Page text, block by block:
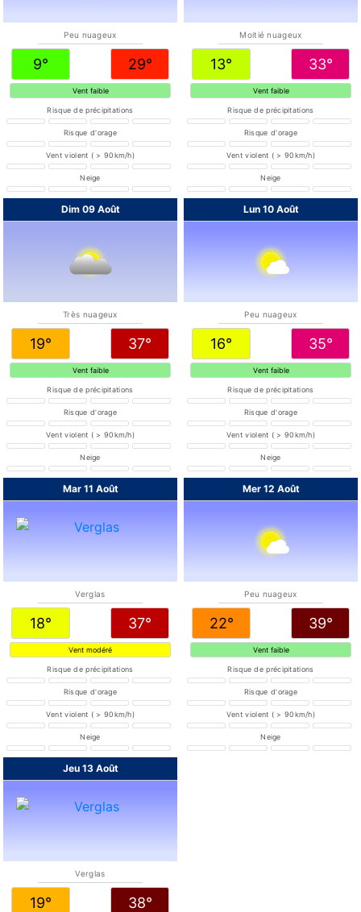
Peu nuageux
9° 29°
Vent faible
Risque de précipitations
Risque d'orage
Vent violent ( > 90km/h)
Neige
Moitié nuageux
13° 33°
Vent faible
Risque de précipitations
Risque d'orage
Vent violent ( > 90km/h)
Neige
Dim 09 Août
Très nuageux
19° 37°
Vent faible
Risque de précipitations
Risque d'orage
Vent violent ( > 90km/h)
Neige
Lun 10 Août
Peu nuageux
16° 35°
Vent faible
Risque de précipitations
Risque d'orage
Vent violent ( > 90km/h)
Neige
Mar 11 Août
Verglas
18° 37°
Vent modéré
Risque de précipitations
Risque d'orage
Vent violent ( > 90km/h)
Neige
Mer 12 Août
Peu nuageux
22° 39°
Vent faible
Risque de précipitations
Risque d'orage
Vent violent ( > 90km/h)
Neige
Jeu 13 Août
Verglas
19° 38°